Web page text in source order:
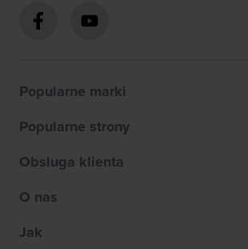
Popularne marki
Popularne strony
Obsluga klienta
O nas
Jak